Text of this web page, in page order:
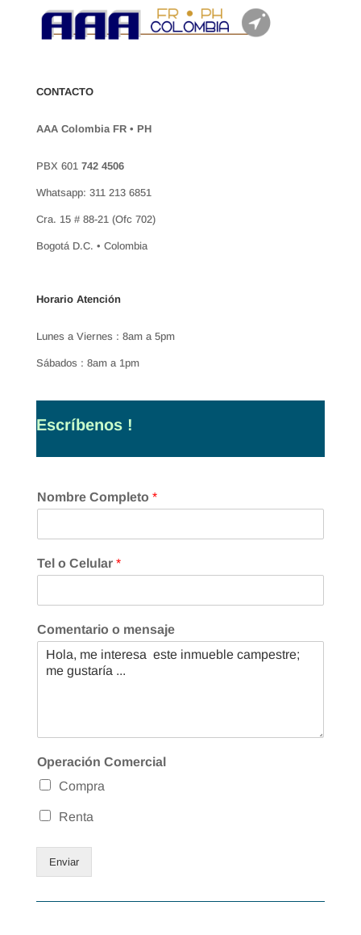
CONTACTO
AAA Colombia FR • PH
PBX 601 742 4506
Whatsapp: 311 213 6851
Cra. 15 # 88-21 (Ofc 702)
Bogotá D.C. • Colombia
Horario Atención
Lunes a Viernes : 8am a 5pm
Sábados : 8am a 1pm
Escríbenos !
Nombre Completo *
Tel o Celular *
Comentario o mensaje
Operación Comercial
Compra
Renta
Enviar